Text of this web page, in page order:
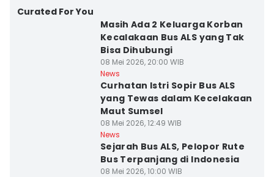
Curated For You
Masih Ada 2 Keluarga Korban
Kecalakaan Bus ALS yang Tak
Bisa Dihubungi
08 Mei 2026, 20:00 WIB
News
Curhatan Istri Sopir Bus ALS
yang Tewas dalam Kecelakaan
Maut Sumsel
08 Mei 2026, 12:49 WIB
News
Sejarah Bus ALS, Pelopor Rute
Bus Terpanjang di Indonesia
08 Mei 2026, 10:00 WIB